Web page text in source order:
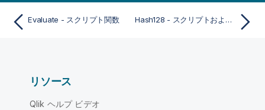
Evaluate - スクリプト関数 Hash128 - スクリプトおよびチャート関数
リソース
Qlik ヘルプ ビデオ